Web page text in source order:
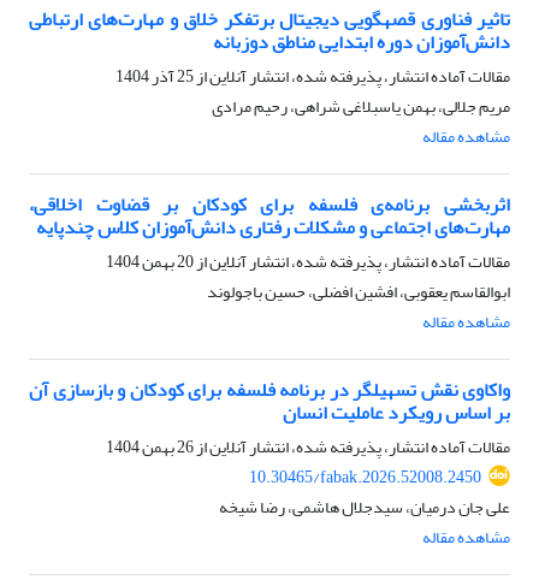
تاثیر فناوری قصه‎گویی دیجیتال برتفکر خلاق و مهارت‌های ارتباطی
دانش‌آموزان دوره ابتدایی مناطق دوزبانه
مقالات آماده انتشار، پذیرفته شده، انتشار آنلاین از25 آذر 1404
مریم جلالی، بهمن یاسبلاغی شراهی، رحیم مرادی
مشاهده مقاله
اثربخشی برنامه‌ی فلسفه برای کودکان بر قضاوت اخلاقی،
مهارت‌های‌ اجتماعی و مشکلات رفتاری دانش‌آموزان کلاس چندپایه
مقالات آماده انتشار، پذیرفته شده، انتشار آنلاین از20 بهمن 1404
ابوالقاسم یعقوبی، افشین افضلی، حسین باجولوند
مشاهده مقاله
واکاوی نقش تسهیلگر در برنامه فلسفه برای کودکان و بازسازی آن
بر اساس رویکرد عاملیت انسان
مقالات آماده انتشار، پذیرفته شده، انتشار آنلاین از26 بهمن 1404
10.30465/fabak.2026.52008.2450
علی جان درمیان، سیدجلال هاشمی، رضا شیخه
مشاهده مقاله